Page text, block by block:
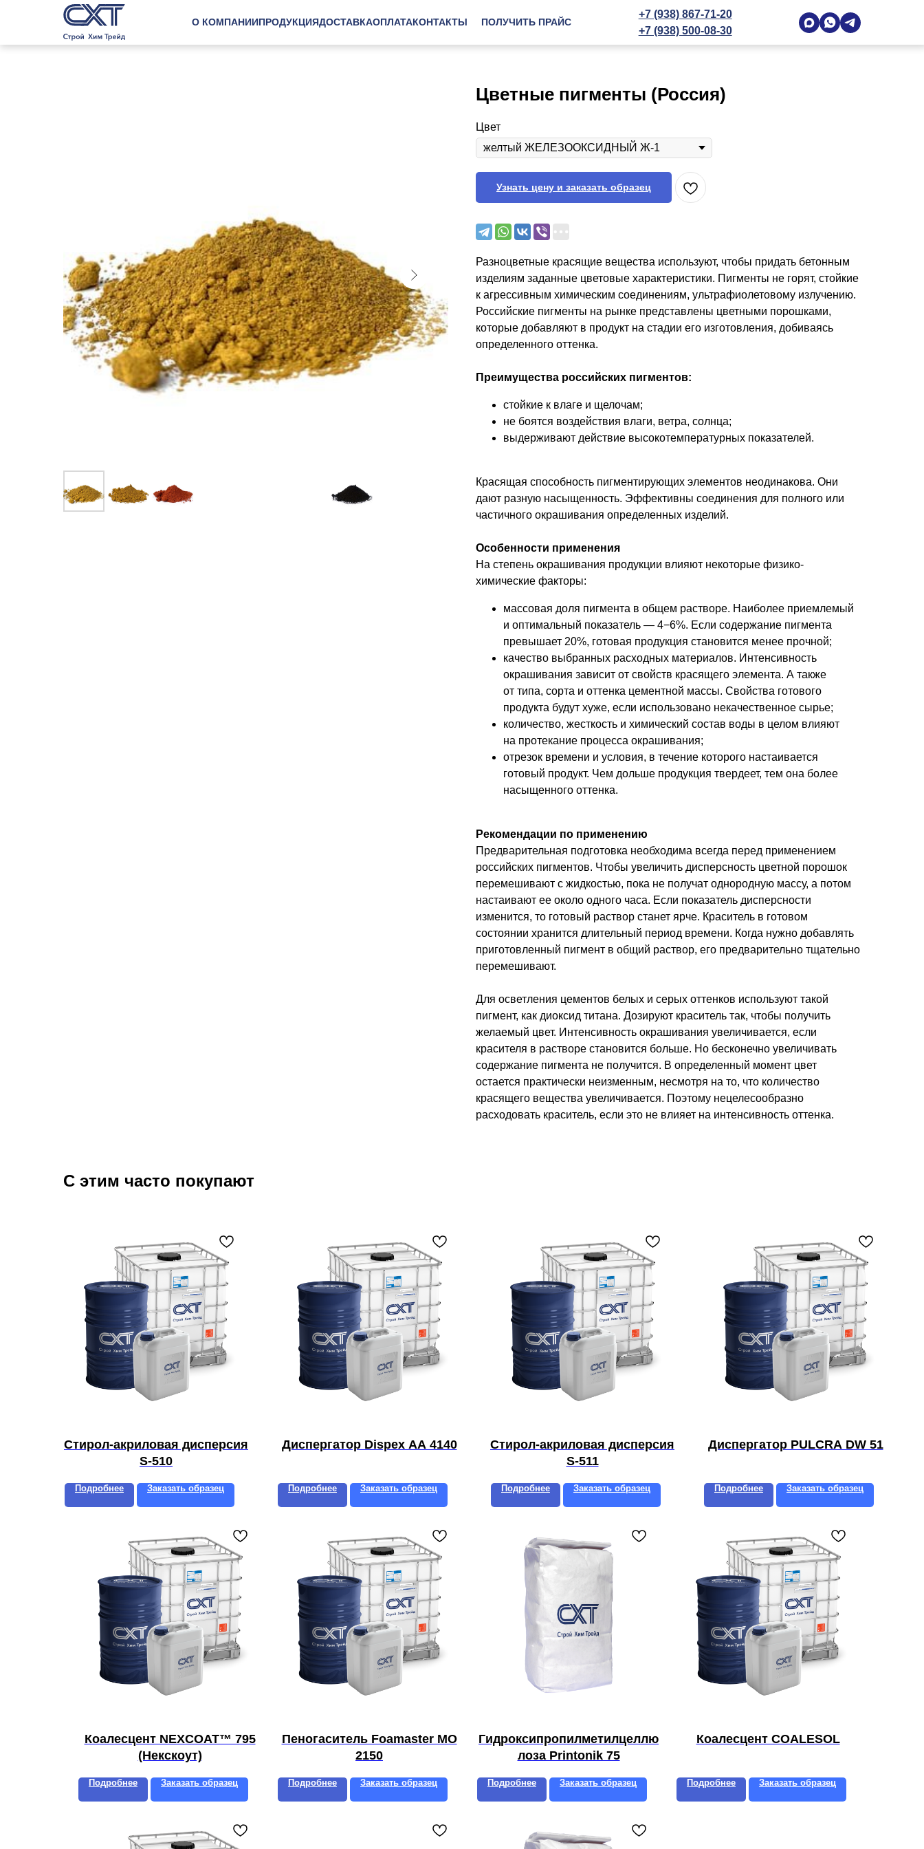
О КОМПАНИИПРОДУКЦИЯДОСТАВКАОПЛАТАКОНТАКТЫ ПОЛУЧИТЬ ПРАЙС
+7 (938) 867-71-20
+7 (938) 500-08-30
Цветные пигменты (Россия)
Цвет
Узнать цену и заказать образец
Разноцветные красящие вещества используют, чтобы придать бетонным
изделиям заданные цветовые характеристики. Пигменты не горят, стойкие
к агрессивным химическим соединениям, ультрафиолетовому излучению.
Российские пигменты на рынке представлены цветными порошками,
которые добавляют в продукт на стадии его изготовления, добиваясь
определенного оттенка.
Преимущества российских пигментов:
стойкие к влаге и щелочам;
не боятся воздействия влаги, ветра, солнца;
выдерживают действие высокотемпературных показателей.
Красящая способность пигментирующих элементов неодинакова. Они
дают разную насыщенность. Эффективны соединения для полного или
частичного окрашивания определенных изделий.
Особенности применения
На степень окрашивания продукции влияют некоторые физико-
химические факторы:
массовая доля пигмента в общем растворе. Наиболее приемлемый
и оптимальный показатель — 4−6%. Если содержание пигмента
превышает 20%, готовая продукция становится менее прочной;
качество выбранных расходных материалов. Интенсивность
окрашивания зависит от свойств красящего элемента. А также
от типа, сорта и оттенка цементной массы. Свойства готового
продукта будут хуже, если использовано некачественное сырье;
количество, жесткость и химический состав воды в целом влияют
на протекание процесса окрашивания;
отрезок времени и условия, в течение которого настаивается
готовый продукт. Чем дольше продукция твердеет, тем она более
насыщенного оттенка.
Рекомендации по применению
Предварительная подготовка необходима всегда перед применением
российских пигментов. Чтобы увеличить дисперсность цветной порошок
перемешивают с жидкостью, пока не получат однородную массу, а потом
настаивают ее около одного часа. Если показатель дисперсности
изменится, то готовый раствор станет ярче. Краситель в готовом
состоянии хранится длительный период времени. Когда нужно добавлять
приготовленный пигмент в общий раствор, его предварительно тщательно
перемешивают.
Для осветления цементов белых и серых оттенков используют такой
пигмент, как диоксид титана. Дозируют краситель так, чтобы получить
желаемый цвет. Интенсивность окрашивания увеличивается, если
красителя в растворе становится больше. Но бесконечно увеличивать
содержание пигмента не получится. В определенный момент цвет
остается практически неизменным, несмотря на то, что количество
красящего вещества увеличивается. Поэтому нецелесообразно
расходовать краситель, если это не влияет на интенсивность оттенка.
С этим часто покупают
Стирол-акриловая дисперсия
S-510
Подробнее Заказать образец
Диспергатор Dispex AA 4140
Подробнее Заказать образец
Стирол-акриловая дисперсия
S-511
Подробнее Заказать образец
Диспергатор PULCRA DW 51
Подробнее Заказать образец
Коалесцент NEXCOAT™ 795
(Некскоут)
Подробнее Заказать образец
Пеногаситель Foamaster MO
2150
Подробнее Заказать образец
Гидроксипропилметилцеллю
лоза Printonik 75
Подробнее Заказать образец
Коалесцент COALESOL
Подробнее Заказать образец